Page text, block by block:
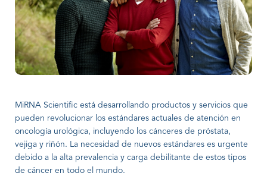
MiRNA Scientific está desarrollando productos y servicios que
pueden revolucionar los estándares actuales de atención en
oncología urológica, incluyendo los cánceres de próstata,
vejiga y riñón. La necesidad de nuevos estándares es urgente
debido a la alta prevalencia y carga debilitante de estos tipos
de cáncer en todo el mundo.